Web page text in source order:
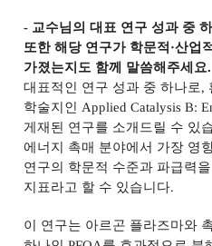
- 교수님의 대표 연구 성과 중
또한 해당 연구가 학문적 ·산업
가졌는지도 함께 말씀해주세요.
대표적인 연구 성과 중 하나로,
학술지인 Applied Catalysis B:
게재된 연구를 소개드릴 수 있
에너지 촉매 분야에서 가장 영
연구의 학문적 수준과 파급력
지표라고 할 수 있습니다.
이 연구는 아르곤 플라즈마와